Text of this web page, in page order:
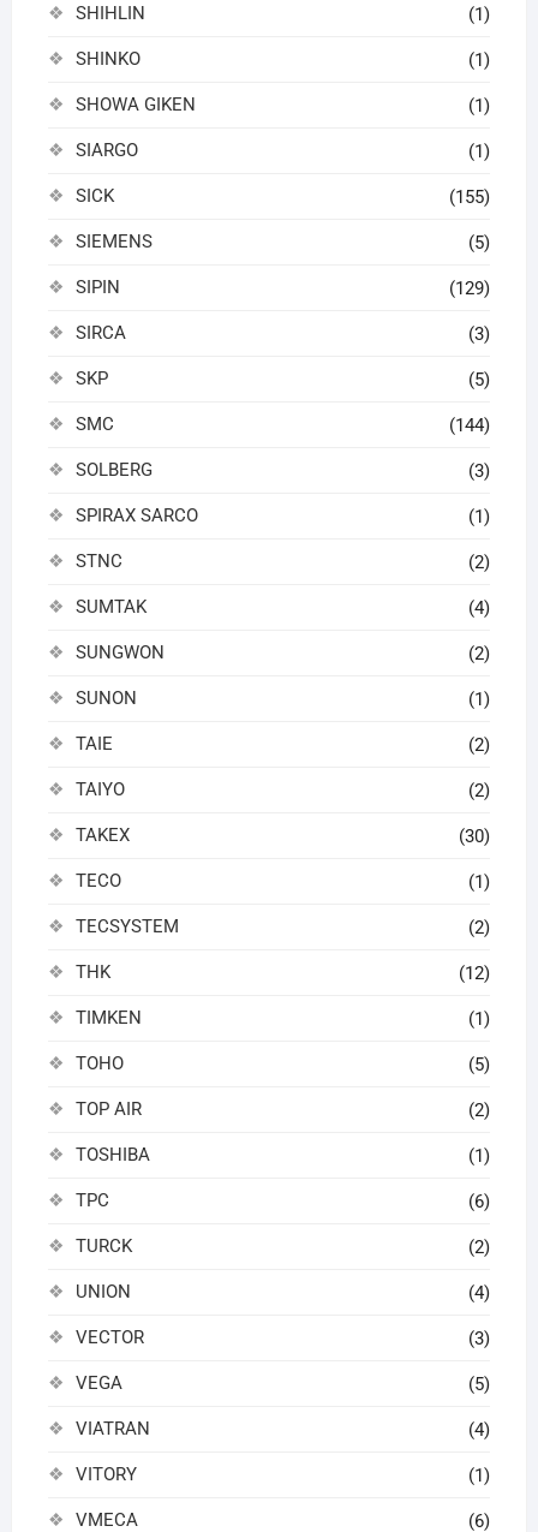
SHIHLIN (1)
SHINKO (1)
SHOWA GIKEN (1)
SIARGO (1)
SICK (155)
SIEMENS (5)
SIPIN (129)
SIRCA (3)
SKP (5)
SMC (144)
SOLBERG (3)
SPIRAX SARCO (1)
STNC (2)
SUMTAK (4)
SUNGWON (2)
SUNON (1)
TAIE (2)
TAIYO (2)
TAKEX (30)
TECO (1)
TECSYSTEM (2)
THK (12)
TIMKEN (1)
TOHO (5)
TOP AIR (2)
TOSHIBA (1)
TPC (6)
TURCK (2)
UNION (4)
VECTOR (3)
VEGA (5)
VIATRAN (4)
VITORY (1)
VMECA (6)